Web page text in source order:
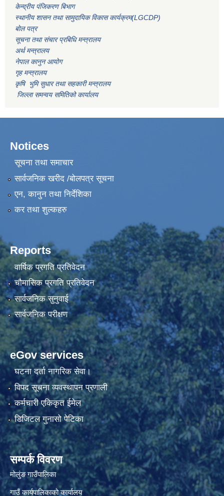
केन्द्रीय पंजिकरण बिभाग
स्थानीय शासन तथा सामुदायिक विकास कार्यक्रम(LGCDP)
बोल पत्र
सूचना तथा संचार प्रबिधि मन्त्रालय
अर्थ मन्त्रालय
नेपाल कानुन आयोग
गृह मन्त्रालय
कृषि भुमि सुधार तथा सहकारी मन्त्रालय
जिल्ला समन्वय समितिको कार्यालय
Notices
सूचना तथा समाचार
सार्वजनिक खरीद /बोलपत्र सूचना
एन, कानुन तथा निर्देशिका
कर तथा शुल्कहरु
Reports
वार्षिक प्रगति प्रतिवेदन
चौमासिक प्रगति प्रतिवेदन
सार्वजनिक सुनुवाई
सार्वजनिक परीक्षण
eGov services
घटना दर्ता नागरिक सेवा।
विपद सूचना व्यवस्थापन प्रणाली
कर्मचारी एकिकृत ईमेल
डिजिटल गुनासो पेटिका
सम्पर्क विवरण
मोलुंङ गाउँपालिका
गाउँ कार्यपालिकाको कार्यालय